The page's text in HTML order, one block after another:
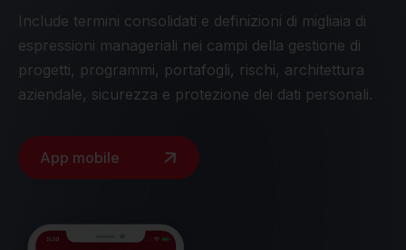
Include termini consolidati e definizioni di migliaia di
espressioni manageriali nei campi della gestione di
progetti, programmi, portafogli, rischi, architettura
aziendale, sicurezza e protezione dei dati personali.
App mobile